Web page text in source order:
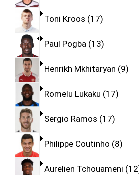
Toni Kroos 17
Paul Pogba 13
Henrikh Mkhitaryan 9
Romelu Lukaku 17
Sergio Ramos 17
Philippe Coutinho 8
Aurelien Tchouameni 12